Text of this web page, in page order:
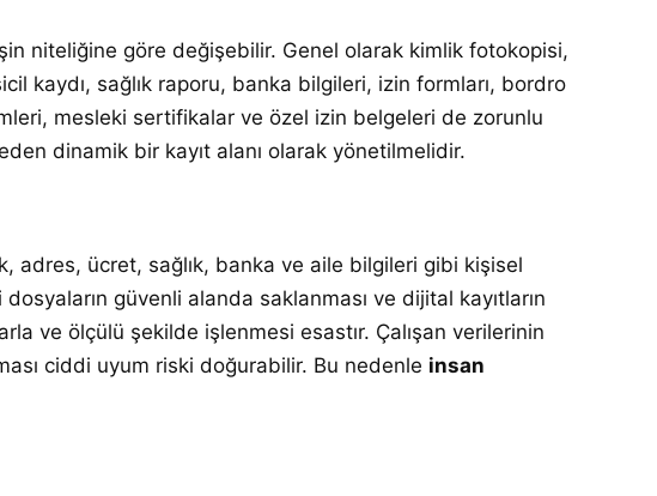
niteliğine göre değişebilir. Genel olarak kimlik fotokopisi,
kaydı, sağlık raporu, banka bilgileri, izin formları, bordro
mesleki sertifikalar ve özel izin belgeleri de zorunlu
dinamik bir kayıt alanı olarak yönetilmelidir.
adres, ücret, sağlık, banka ve aile bilgileri gibi kişisel
güvenli alanda saklanması ve dijital kayıtların
ve ölçülü şekilde işlenmesi esastır. Çalışan verilerinin
ciddi uyum riski doğurabilir. Bu nedenle insan